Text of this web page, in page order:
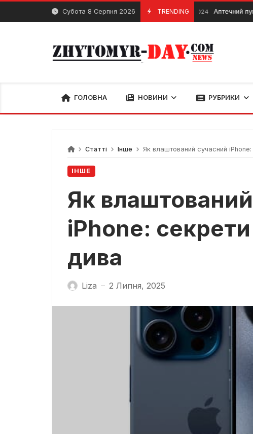
Skip
content
Субота 8 Серпня 2026 TRENDING
30 Серпня, 2024 Аптечний пункт
ГОЛОВНА НОВИНИ РУБРИКИ
Статті Інше Як влаштований сучасний iPhone:
ІНШЕ
Як
iPhone: секрети
дива
Liza — 2 Липня, 2025